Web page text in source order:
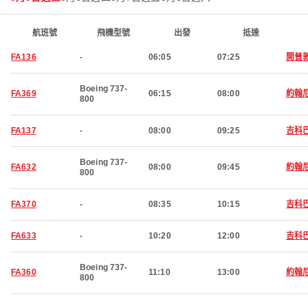
航班號 飛機型號 出發 抵達
FA136 - 06:05 07:25 開普
FA369
Boeing 737-
800
06:15 08:00 約翰
FA137 - 08:00 09:25 吉科
FA632
Boeing 737-
800
08:00 09:45 約翰
FA370 - 08:35 10:15 吉科
FA633 - 10:20 12:00 吉科
FA360
Boeing 737-
800
11:10 13:00 約翰